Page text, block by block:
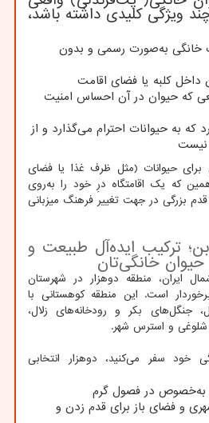
ویژگی کلیدی داشته باشد،
خانگی به‌صورت رسمی و بدون
داخل کلبه یا فضای اقامت
که حیوان در آن احساس امنیت
که به حیوانات احترام می‌گذارد و از
نیست
برای حیوانات (مثل ظرف غذا یا فضای
که یک اقامتگاه درِ خود را به‌روی
قدم بزرگی در جهت تغییر فرهنگ میزبانی
ترکیب ایده‌آل طبیعت و
خانگی‌تان
ایران، منطقه دوهزار در شهرستان
است. این منطقه کوهستانی با
جنگل‌های بکر و رودخانه‌های زلال،
و استرس شهر.
خود سفر می‌کنید، دوهزار انتخابی
به‌خصوص در فصول گرم
و فضای باز برای قدم زدن و